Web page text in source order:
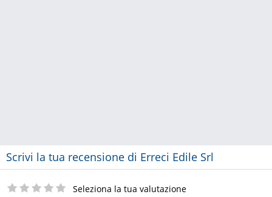
Scrivi la tua recensione di Erreci Edile Srl
Seleziona la tua valutazione